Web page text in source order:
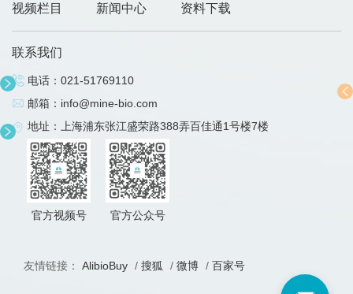
视频栏目
新闻中心 资料下载
联系我们
电话： 021-51769110
邮箱： info@mine-bio.com
地址：上海浦东张江盛荣路388弄百佳通1号楼7楼
官方视频号 官方公众号
友情链接： AlibioBuy / 搜狐 / 微博 / 百家号